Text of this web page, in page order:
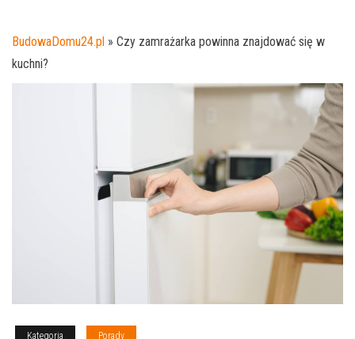
BudowaDomu24.pl » Czy zamrażarka powinna znajdować się w
kuchni?
Kategoria Porady